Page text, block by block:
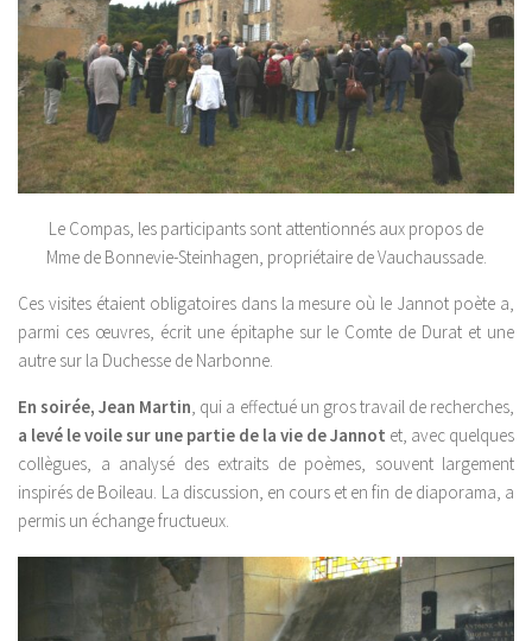
Le Compas, les participants sont attentionnés aux propos de
Mme de Bonnevie-Steinhagen, propriétaire de Vauchaussade.
Ces visites étaient obligatoires dans la mesure où le Jannot poète a,
parmi ces œuvres, écrit une épitaphe sur le Comte de Durat et une
autre sur la Duchesse de Narbonne.
En soirée, Jean Martin, qui a effectué un gros travail de recherches,
a levé le voile sur une partie de la vie de Jannot et, avec quelques
collègues, a analysé des extraits de poèmes, souvent largement
inspirés de Boileau. La discussion, en cours et en fin de diaporama, a
permis un échange fructueux.